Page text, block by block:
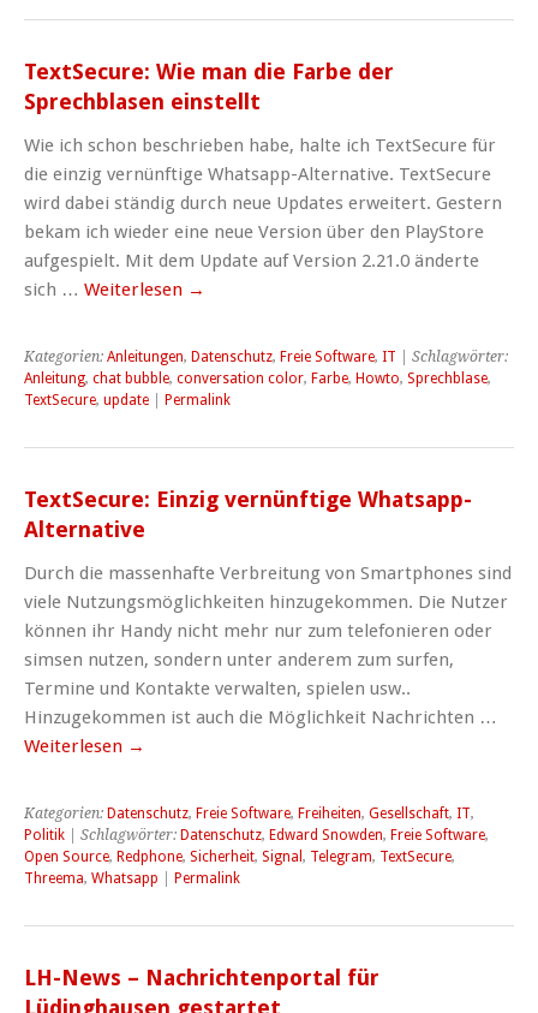
TextSecure: Wie man die Farbe der
Sprechblasen einstellt
Wie ich schon beschrieben habe, halte ich TextSecure für
die einzig vernünftige Whatsapp-Alternative. TextSecure
wird dabei ständig durch neue Updates erweitert. Gestern
bekam ich wieder eine neue Version über den PlayStore
aufgespielt. Mit dem Update auf Version 2.21.0 änderte
sich … Weiterlesen →
Kategorien: Anleitungen, Datenschutz, Freie Software, IT | Schlagwörter:
Anleitung, chat bubble, conversation color, Farbe, Howto, Sprechblase,
TextSecure, update Permalink
TextSecure: Einzig vernünftige Whatsapp-
Alternative
Durch die massenhafte Verbreitung von Smartphones sind
viele Nutzungsmöglichkeiten hinzugekommen. Die Nutzer
können ihr Handy nicht mehr nur zum telefonieren oder
simsen nutzen, sondern unter anderem zum surfen,
Termine und Kontakte verwalten, spielen usw..
Hinzugekommen ist auch die Möglichkeit Nachrichten …
Weiterlesen →
Kategorien: Datenschutz, Freie Software, Freiheiten, Gesellschaft, IT,
Politik | Schlagwörter: Datenschutz, Edward Snowden, Freie Software,
Open Source, Redphone, Sicherheit, Signal , Telegram, TextSecure,
Threema, Whatsapp Permalink
LH-News – Nachrichtenportal für
Lüdinghausen gestartet